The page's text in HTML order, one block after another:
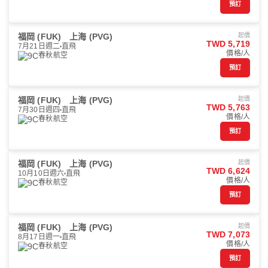
預訂
福岡 (FUK) 上海 (PVG)
7月21日週二 直飛
春秋航空
起價
TWD 5,719
價格/人
預訂
福岡 (FUK) 上海 (PVG)
7月30日週四 直飛
春秋航空
起價
TWD 5,763
價格/人
預訂
福岡 (FUK) 上海 (PVG)
10月10日週六 直飛
春秋航空
起價
TWD 6,624
價格/人
預訂
福岡 (FUK) 上海 (PVG)
8月17日週一 直飛
春秋航空
起價
TWD 7,073
價格/人
預訂